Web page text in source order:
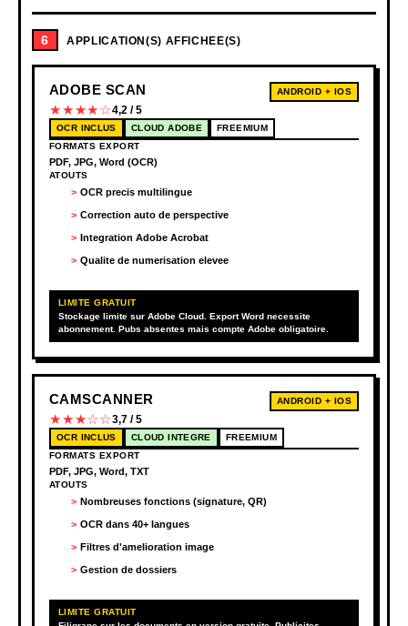
6 APPLICATION(S) AFFICHEE(S)
ADOBE SCAN ANDROID + IOS
★★★★☆4,2 / 5
OCR INCLUS CLOUD ADOBE
FREEMIUM
FORMATS EXPORT
PDF, JPG, Word (OCR)
ATOUTS
OCR precis multilingue
Correction auto de perspective
Integration Adobe Acrobat
Qualite de numerisation elevee
LIMITE GRATUIT
Stockage limite sur Adobe Cloud. Export Word necessite
abonnement. Pubs absentes mais compte Adobe obligatoire.
CAMSCANNER ANDROID + IOS
★★★☆☆3,7 / 5
OCR INCLUS CLOUD INTEGRE
FREEMIUM
FORMATS EXPORT
PDF, JPG, Word, TXT
ATOUTS
Nombreuses fonctions (signature, QR)
OCR dans 40+ langues
Filtres d'amelioration image
Gestion de dossiers
LIMITE GRATUIT